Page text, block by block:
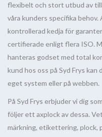
flexibelt och stort utbud av
våra kunders specifika
kontrollerad kedja för
certifierade enligt flera ISO.
hanteras godset med total
kund hos oss på Syd Frys
eget system eller på webben.
På Syd Frys erbjuder vi dig
följer ett axplock av dessa.
märkning, etikettering, plock,